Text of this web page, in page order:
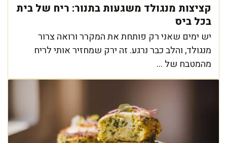
קציצות מנגולד משגעות בתנור: ריח של בית
בכל ביס
יש ימים שאני רק פותחת את המקרר ורואה צרור
מנגולד, והלב כבר נרגע. זה ירק שמחזיר אותי לריח
מהמטבח של ...